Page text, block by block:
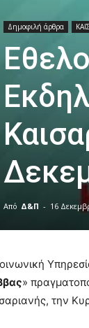
Δημοφιλή άρθρα
Από Δ&Π - 16
»
την